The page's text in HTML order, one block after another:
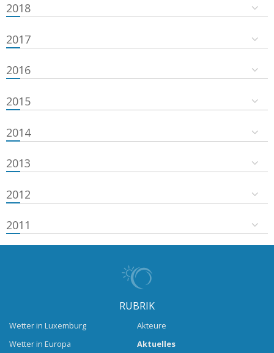
2018
2017
2016
2015
2014
2013
2012
2011
RUBRIK
Wetter in Luxemburg
Wetter in Europa
Akteure
Aktuelles